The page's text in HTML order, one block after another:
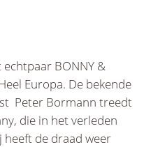
BONNY &
Europa. De bekende
Peter Bormann treedt
die in het verleden
heeft de draad weer